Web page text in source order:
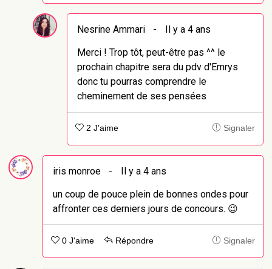
Nesrine Ammari -
Il y a 4 ans
Merci ! Trop tôt, peut-être pas ^^ le
prochain chapitre sera du pdv d'Emrys
donc tu pourras comprendre le
cheminement de ses pensées
2 J'aime Signaler
iris monroe -
Il y a 4 ans
un coup de pouce plein de bonnes ondes pour
affronter ces derniers jours de concours. 😉
0 J'aime Répondre Signaler